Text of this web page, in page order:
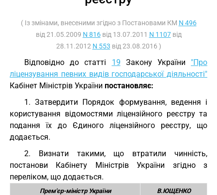
( Із змінами, внесеними згідно з Постановами КМ N 496
від 21.05.2009 N 816від 13.07.2011 N 1107від
28.11.2012 N 553 від 23.08.2016 )
Відповідно до статті 19 Закону України "Про
ліцензування певних видів господарської діяльності"
Кабінет Міністрів України постановляє:
1. Затвердити Порядок формування, ведення і
користування відомостями ліцензійного реєстру та
подання їх до Єдиного ліцензійного реєстру, що
додається.
2. Визнати такими, що втратили чинність,
постанови Кабінету Міністрів України згідно з
переліком, що додається.
Прем'єр-міністр України В.ЮЩЕНКО